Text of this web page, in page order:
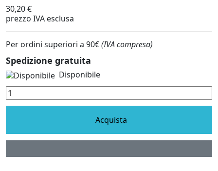
30,20 €
prezzo IVA esclusa
Per ordini superiori a 90€(IVA compresa)
Spedizione gratuita
Disponibile
Acquista